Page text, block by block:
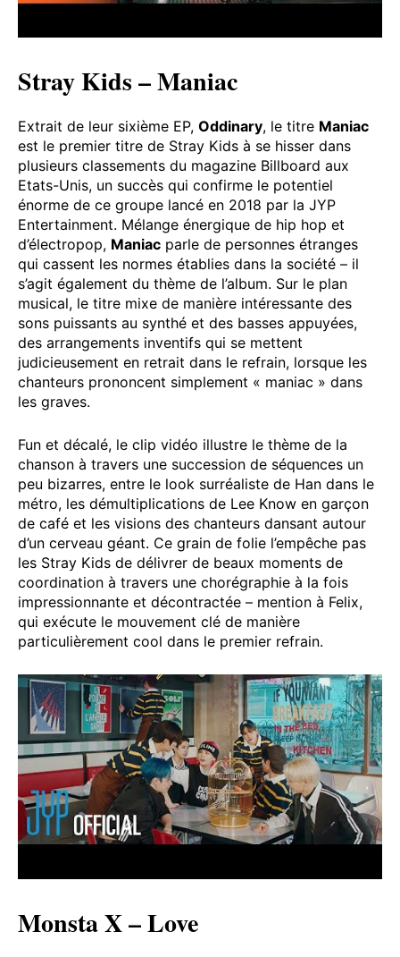
Stray Kids – Maniac
Extrait de leur sixième EP, Oddinary, le titre Maniac
est le premier titre de Stray Kids à se hisser dans
plusieurs classements du magazine Billboard aux
Etats-Unis, un succès qui confirme le potentiel
énorme de ce groupe lancé en 2018 par la JYP
Entertainment. Mélange énergique de hip hop et
d’électropop, Maniac parle de personnes étranges
qui cassent les normes établies dans la société – il
s’agit également du thème de l’album. Sur le plan
musical, le titre mixe de manière intéressante des
sons puissants au synthé et des basses appuyées,
des arrangements inventifs qui se mettent
judicieusement en retrait dans le refrain, lorsque les
chanteurs prononcent simplement « maniac » dans
les graves.
Fun et décalé, le clip vidéo illustre le thème de la
chanson à travers une succession de séquences un
peu bizarres, entre le look surréaliste de Han dans le
métro, les démultiplications de Lee Know en garçon
de café et les visions des chanteurs dansant autour
d’un cerveau géant. Ce grain de folie l’empêche pas
les Stray Kids de délivrer de beaux moments de
coordination à travers une chorégraphie à la fois
impressionnante et décontractée – mention à Felix,
qui exécute le mouvement clé de manière
particulièrement cool dans le premier refrain.
Monsta X – Love